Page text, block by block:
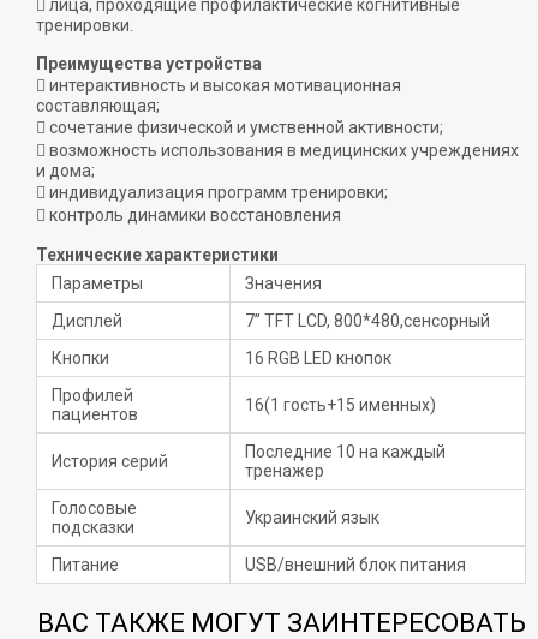
 лица, проходящие профилактические когнитивные
тренировки.
Преимущества устройства
 интерактивность и высокая мотивационная
составляющая;
 сочетание физической и умственной активности;
 возможность использования в медицинских учреждениях
и дома;
 индивидуализация программ тренировки;
 контроль динамики восстановления
Технические характеристики
Параметры
Значения
Дисплей
7” TFT LCD, 800*480,сенсорный
Кнопки
16 RGB LED кнопок
Профилей
пациентов
16(1 гость+15 именных)
История серий
Последние 10 на каждый
тренажер
Голосовые
подсказки
Украинский язык
Питание USB/внешний блок питания
ВАС ТАКЖЕ МОГУТ ЗАИНТЕРЕСОВАТЬ